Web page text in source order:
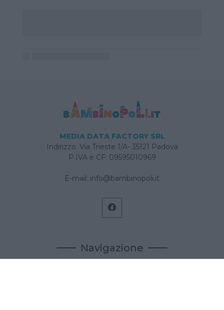
MEDIA DATA FACTORY SRL
Indirizzo: Via Trieste 1/A- 35121 Padova
P.IVA e CF: 09595010969
E-mail: info@bambinopoli.it
Navigazione